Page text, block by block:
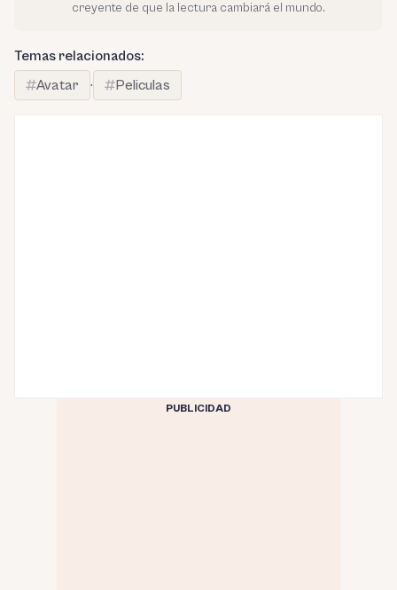
creyente de que la lectura cambiará el mundo.
Temas relacionados:
Avatar
· Peliculas
PUBLICIDAD